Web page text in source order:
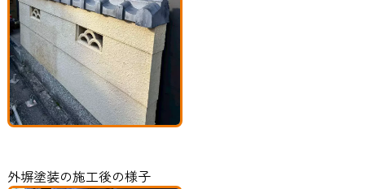
外塀塗装の施工後の様子